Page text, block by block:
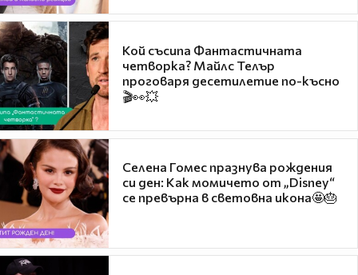
Кой съсипа Фантастичната
четворка? Майлс Телър
проговаря десетилетие по-късно
🎬👀💥
Селена Гомес празнува рождения
си ден: Как момичето от „Disney“
се превърна в световна икона🤩🎂